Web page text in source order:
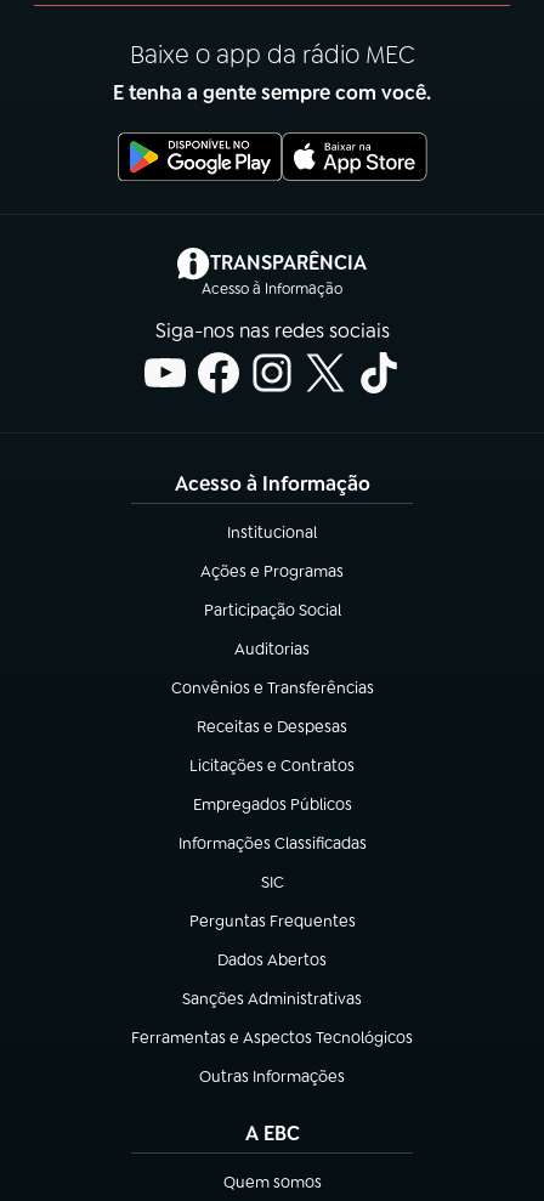
Baixe o app da rádio MEC
E tenha a gente sempre com você.
TRANSPARÊNCIA
Acesso à Informação
(abre em nova aba)
Siga-nos nas redes sociais
Acesso à Informação
Institucional
(abre em nova aba)
Ações e Programas
(abre em nova aba)
Participação Social
(abre em nova aba)
Auditorias
(abre em nova aba)
Convênios e Transferências
(abre em nova aba)
Receitas e Despesas
(abre em nova aba)
Licitações e Contratos
(abre em nova aba)
Empregados Públicos
(abre em nova aba)
Informações Classificadas
(abre em nova aba)
SIC
(abre em nova aba)
Perguntas Frequentes
(abre em nova aba)
Dados Abertos
(abre em nova aba)
Sanções Administrativas
(abre em nova aba)
Ferramentas e Aspectos Tecnológicos
(abre em nova aba)
Outras Informações
(abre em nova aba)
A EBC
Quem somos
(abre em nova aba)